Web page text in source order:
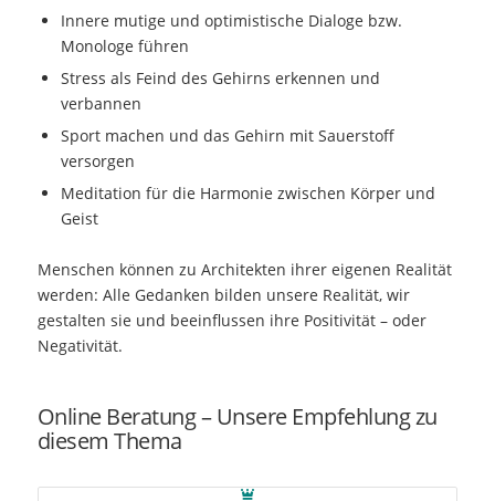
Innere mutige und optimistische Dialoge bzw.
Monologe führen
Stress als Feind des Gehirns erkennen und
verbannen
Sport machen und das Gehirn mit Sauerstoff
versorgen
Meditation für die Harmonie zwischen Körper und
Geist
Menschen können zu Architekten ihrer eigenen Realität
werden: Alle Gedanken bilden unsere Realität, wir
gestalten sie und beeinflussen ihre Positivität – oder
Negativität.
Online Beratung – Unsere Empfehlung zu
diesem Thema